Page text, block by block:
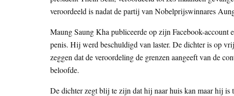
veroordeeld is nadat de partij van Nobelprijswinnares
Maung Saung Kha publiceerde op zijn Facebook-account
penis. Hij werd beschuldigd van laster. De dichter is op
zeggen dat de veroordeling de grenzen aangeeft van de
beloofde.
De dichter zegt blij te zijn dat hij naar huis kan maar hij is